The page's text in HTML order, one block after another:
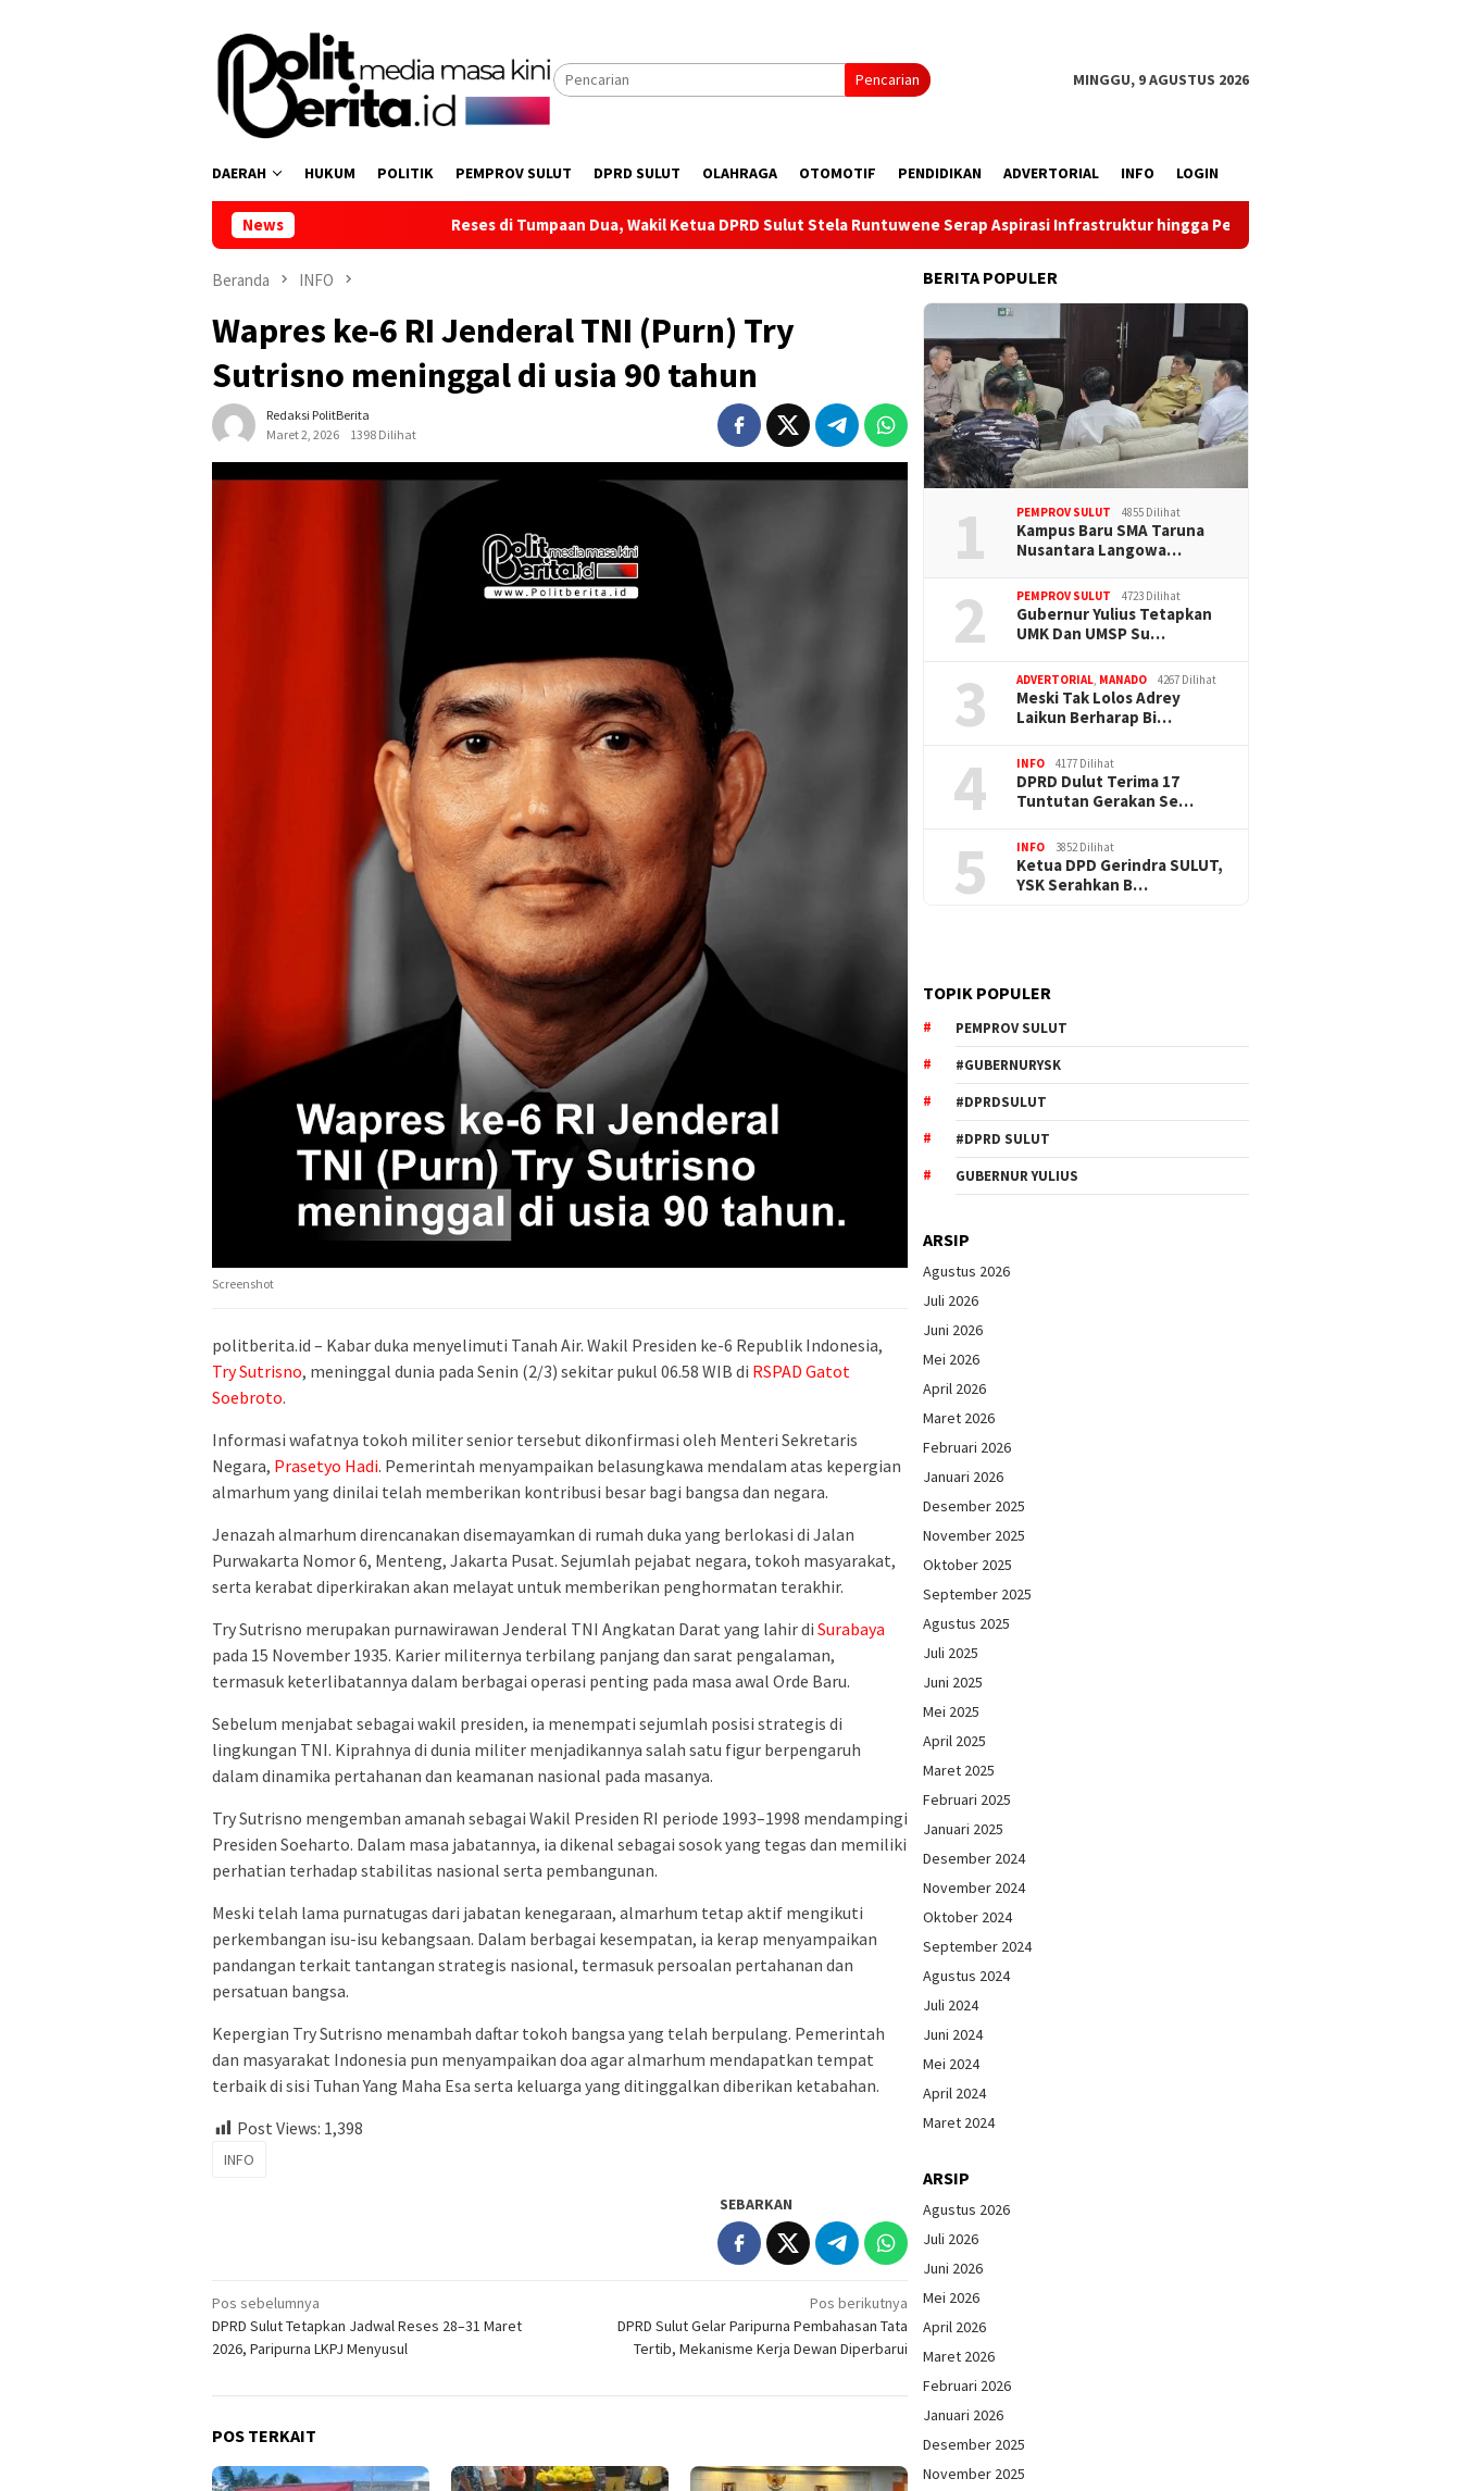
Pencarian
MINGGU, 9 AGUSTUS 2026
DAERAH HUKUM POLITIK PEMPROV SULUT DPRD SULUT OLAHRAGA OTOMOTIF PENDIDIKAN ADVERTORIAL INFO LOGIN
NewsReses di Tumpaan Dua, Wakil Ketua DPRD Sulut Stela Runtuwene Serap Aspirasi Infrastruktur hingga Pemberdayaan Ekonomi
Beranda INFO
Wapres ke-6 RI Jenderal TNI (Purn) Try
Sutrisno meninggal di usia 90 tahun
Redaksi PolitBerita
Maret 2, 2026
1398 Dilihat
Screenshot
politberita.id – Kabar duka menyelimuti Tanah Air. Wakil Presiden ke-6 Republik Indonesia,
Try Sutrisno, meninggal dunia pada Senin (2/3) sekitar pukul 06.58 WIB di RSPAD Gatot
Soebroto.
Informasi wafatnya tokoh militer senior tersebut dikonfirmasi oleh Menteri Sekretaris
Negara, Prasetyo Hadi. Pemerintah menyampaikan belasungkawa mendalam atas kepergian
almarhum yang dinilai telah memberikan kontribusi besar bagi bangsa dan negara.
Jenazah almarhum direncanakan disemayamkan di rumah duka yang berlokasi di Jalan
Purwakarta Nomor 6, Menteng, Jakarta Pusat. Sejumlah pejabat negara, tokoh masyarakat,
serta kerabat diperkirakan akan melayat untuk memberikan penghormatan terakhir.
Try Sutrisno merupakan purnawirawan Jenderal TNI Angkatan Darat yang lahir di Surabaya
pada 15 November 1935. Karier militernya terbilang panjang dan sarat pengalaman,
termasuk keterlibatannya dalam berbagai operasi penting pada masa awal Orde Baru.
Sebelum menjabat sebagai wakil presiden, ia menempati sejumlah posisi strategis di
lingkungan TNI. Kiprahnya di dunia militer menjadikannya salah satu figur berpengaruh
dalam dinamika pertahanan dan keamanan nasional pada masanya.
Try Sutrisno mengemban amanah sebagai Wakil Presiden RI periode 1993–1998 mendampingi
Presiden Soeharto. Dalam masa jabatannya, ia dikenal sebagai sosok yang tegas dan memiliki
perhatian terhadap stabilitas nasional serta pembangunan.
Meski telah lama purnatugas dari jabatan kenegaraan, almarhum tetap aktif mengikuti
perkembangan isu-isu kebangsaan. Dalam berbagai kesempatan, ia kerap menyampaikan
pandangan terkait tantangan strategis nasional, termasuk persoalan pertahanan dan
persatuan bangsa.
Kepergian Try Sutrisno menambah daftar tokoh bangsa yang telah berpulang. Pemerintah
dan masyarakat Indonesia pun menyampaikan doa agar almarhum mendapatkan tempat
terbaik di sisi Tuhan Yang Maha Esa serta keluarga yang ditinggalkan diberikan ketabahan.
Post Views: 1,398
INFO
SEBARKAN
Navigasi
pos
Pos sebelumnya
DPRD Sulut Tetapkan Jadwal Reses 28–31 Maret
2026, Paripurna LKPJ Menyusul
Pos berikutnya
DPRD Sulut Gelar Paripurna Pembahasan Tata
Tertib, Mekanisme Kerja Dewan Diperbarui
POS TERKAIT
BERITA POPULER
1 PEMPROV SULUT 4855 Dilihat
Kampus Baru SMA Taruna
Nusantara Langowa…
2 PEMPROV SULUT 4723 Dilihat
Gubernur Yulius Tetapkan
UMK Dan UMSP Su…
3 ADVERTORIAL MANADO 4267 Dilihat
Meski Tak Lolos Adrey
Laikun Berharap Bi…
4 INFO 4177 Dilihat
DPRD Dulut Terima 17
Tuntutan Gerakan Se…
5 INFO 3852 Dilihat
Ketua DPD Gerindra SULUT,
YSK Serahkan B…
TOPIK POPULER
PEMPROV SULUT
#GUBERNURYSK
#DPRDSULUT
#DPRD SULUT
GUBERNUR YULIUS
ARSIP
Agustus 2026
Juli 2026
Juni 2026
Mei 2026
April 2026
Maret 2026
Februari 2026
Januari 2026
Desember 2025
November 2025
Oktober 2025
September 2025
Agustus 2025
Juli 2025
Juni 2025
Mei 2025
April 2025
Maret 2025
Februari 2025
Januari 2025
Desember 2024
November 2024
Oktober 2024
September 2024
Agustus 2024
Juli 2024
Juni 2024
Mei 2024
April 2024
Maret 2024
ARSIP
Agustus 2026
Juli 2026
Juni 2026
Mei 2026
April 2026
Maret 2026
Februari 2026
Januari 2026
Desember 2025
November 2025